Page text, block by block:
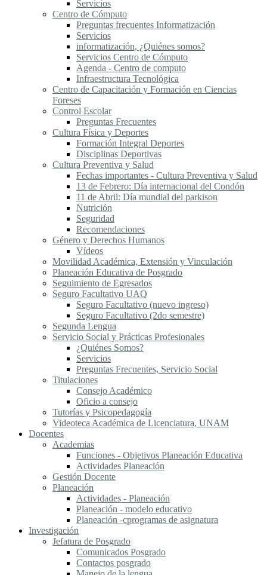
Servicios
Centro de Cómputo
Preguntas frecuentes Informatización
Servicios
informatización, ¿Quiénes somos?
Servicios Centro de Cómputo
Agenda - Centro de computo
Infraestructura Tecnológica
Centro de Capacitación y Formación en Ciencias
Foreses
Control Escolar
Preguntas Frecuentes
Cultura Física y Deportes
Formación Integral Deportes
Disciplinas Deportivas
Cultura Preventiva y Salud
Fechas importantes - Cultura Preventiva y Salud
13 de Febrero: Día internacional del Condón
11 de Abril: Día mundial del parkison
Nutrición
Seguridad
Recomendaciones
Género y Derechos Humanos
Vídeos
Movilidad Académica, Extensión y Vinculación
Planeación Educativa de Posgrado
Seguimiento de Egresados
Seguro Facultativo UAQ
Seguro Facultativo (nuevo ingreso)
Seguro Facultativo (2do semestre)
Segunda Lengua
S​ervicio Social y Prácticas Profesionales
¿Quiénes Somos?
Servicios
Preguntas Frecuentes, Servicio Social
Titulaciones
Consejo Académico
Oficio a consejo
Tutorías y Psicopedagogía
Videoteca Académica de Licenciatura, UNAM
Docentes
Academias
Funciones - Objetivos Planeación Educativa
Actividades Planeación
Gestión Docente
Planeación
Actividades - Planeación
Planeación - modelo educativo
Planeación -cprogramas de asignatura
Investigación
Jefatura de Posgrado
Comunicados Posgrado
Contactos posgrado